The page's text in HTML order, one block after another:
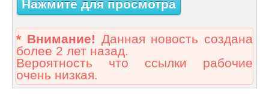
Нажмите для просмотра
* Внимание! Данная новость создана
более 2 лет назад.
Вероятность что ссылки рабочие
очень низкая.